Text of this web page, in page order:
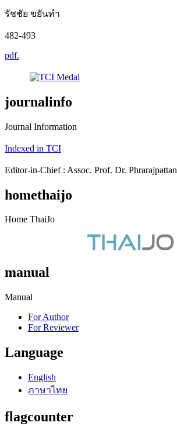
รัชชัย ขยันทำ
482-493
pdf.
journalinfo
Journal Information
Indexed in TCI
Editor-in-Chief : Assoc. Prof. Dr.
homethaijo
Home ThaiJo
manual
Manual
For Author
For Reviewer
Language
English
ภาษาไทย
flagcounter